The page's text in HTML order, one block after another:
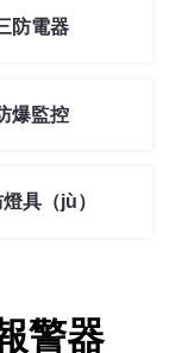
防電器
爆監控
具（jù）
警器